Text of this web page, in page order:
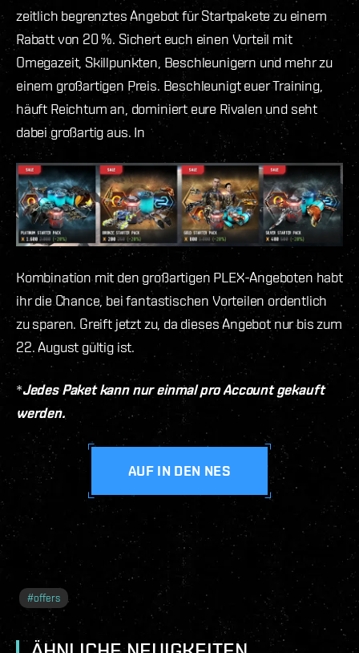
zeitlich begrenztes Angebot für Startpakete zu einem
Rabatt von 20 %. Sichert euch einen Vorteil mit
Omegazeit, Skillpunkten, Beschleunigern und mehr zu
einem großartigen Preis. Beschleunigt euer Training,
häuft Reichtum an, dominiert eure Rivalen und seht
dabei großartig aus. In
Kombination mit den großartigen PLEX-Angeboten habt
ihr die Chance, bei fantastischen Vorteilen ordentlich
zu sparen. Greift jetzt zu, da dieses Angebot nur bis zum
22. August gültig ist.
*Jedes Paket kann nur einmal pro Account gekauft
werden.
AUF IN DEN NES
#offers